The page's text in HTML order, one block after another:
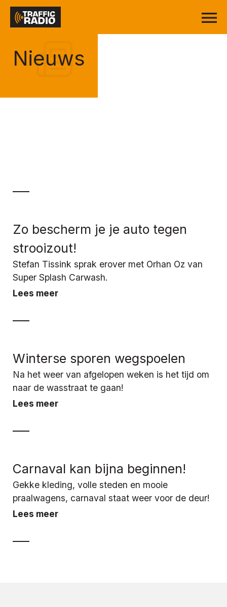
Nieuws
Zo bescherm je je auto tegen
strooizout!
Stefan Tissink sprak erover met Orhan Oz van
Super Splash Carwash.
Lees meer
Winterse sporen wegspoelen
Na het weer van afgelopen weken is het tijd om
naar de wasstraat te gaan!
Lees meer
Carnaval kan bijna beginnen!
Gekke kleding, volle steden en mooie
praalwagens, carnaval staat weer voor de deur!
Lees meer